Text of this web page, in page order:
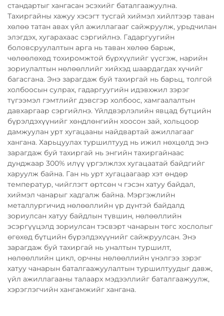
стандартыг хангасан эсэхийг баталгаажуулна.
Тахиргайны хажуу хэсэгт тусгай хиймэл хийлтээр таван
хөлөө татан авах үйл ажиллагааг сайжруулж, урьдчилан
элэгдэх, хугарахаас сэргийлнэ. Гадаргуугийн
боловсруулалтын арга нь таван хөлөө барьж,
чөлөөлөхөд тохиромжтой бүрхүүлийг үүсгэж, нарийн
зориулалтын нөлөөллийг хийхэд шаардагдах хүчийг
багасгана. Энэ зарагдаж буй тахиргай нь барьц, толгой
холбоосын сулрах, гадаргуугийн идэвхжил зэрэг
түгээмэл гэмтлийг дэвсгэр холбоос, хамгаалалтын
давхаргаар сэргийлнэ. Үйлдвэрлэлийн явцад бүтцийн
бүрэлдэхүүнийг хөндлөнгийн хоосон зай, хольцоор
дамжуулан урт хугацааны найдвартай ажиллагааг
хангана. Харьцуулах туршилтууд нь ижил нөхцөлд энэ
зарагдаж буй тахиргай нь энгийн тахиргайнаас
дунджаар 300% илүү үргэлжлэх хугацаатай байдгийг
харуулж байна. Ган нь урт хугацаагаар хэт өндөр
температур, чийглэгт өртсөн ч гэсэн хатуу байдал,
хиймэл чанарыг хадгалж байна. Мэргэжлийн
металлургичид нөлөөллийн үр дүнтэй байдалд
зориулсан хатуу байдлын түвшин, нөлөөллийн
эсэргүүцэлд зориулсан тэсвэрт чанарын төгс хослолыг
өгөхөд бүтцийн бүрэлдэхүүнийг сайжруулсан. Энэ
зарагдаж буй тахиргай нь уналтын туршилт,
нөлөөллийн цикл, орчны нөлөөллийн үнэлгээ зэрэг
хатуу чанарын баталгаажуулалтын туршилтуудыг давж,
үйл ажиллагааны талаарх мэдээллийг баталгаажуулж,
хэрэглэгчийн хангамжийг хангана.